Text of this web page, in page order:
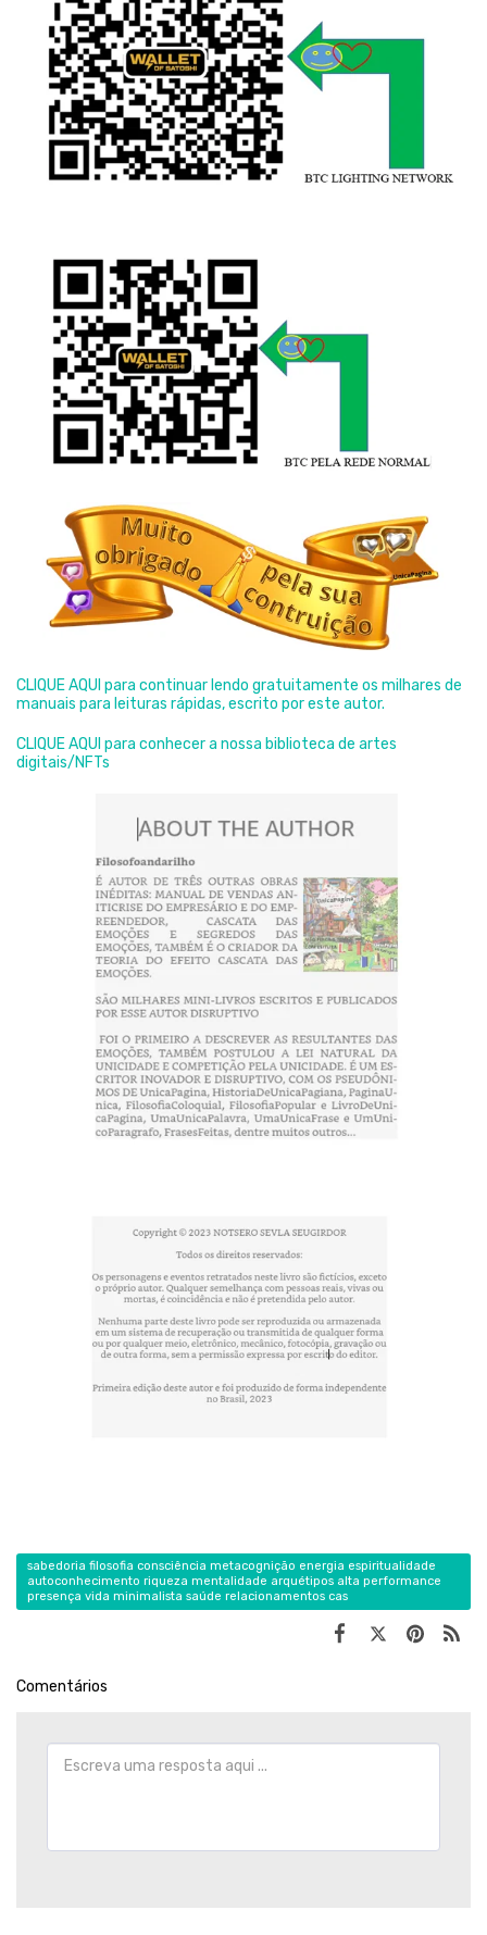
CLIQUE AQUI para continuar lendo gratuitamente os milhares de
manuais para leituras rápidas, escrito por este autor.
CLIQUE AQUI para conhecer a nossa biblioteca de artes
digitais/NFTs
sabedoria filosofia consciência metacognição energia espiritualidade
autoconhecimento riqueza mentalidade arquétipos alta performance
presença vida minimalista saúde relacionamentos cas
Comentários